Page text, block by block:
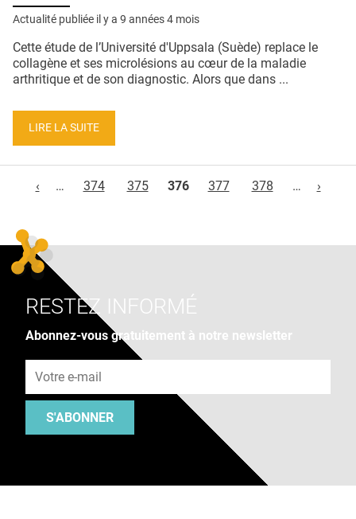
Actualité publiée il y a 9 années 4 mois
Cette étude de l’Université d'Uppsala (Suède) replace le
collagène et ses microlésions au cœur de la maladie
arthritique et de son diagnostic. Alors que dans ...
LIRE LA SUITE
‹
… 374 375 376 377 378 … ›
RESTEZ INFORMÉ
Abonnez-vous gratuitement à notre newsletter
S'ABONNER